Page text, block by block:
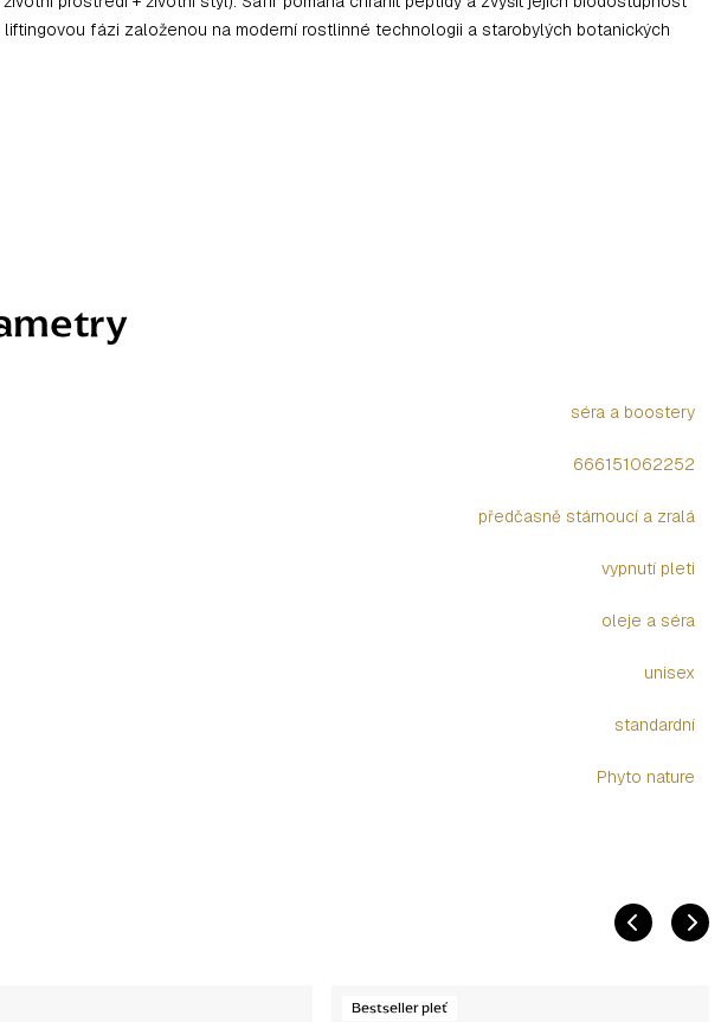
fázi založenou na moderní rostlinné technologii a starobylých botanických
séra a boostery
666151062252
předčasně stárnoucí a zralá
vypnutí pleti
oleje a séra
unisex
standardní
Phyto nature
Bestseller pleť